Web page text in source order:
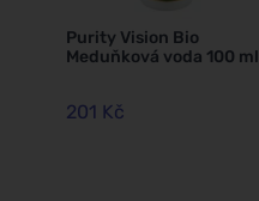
Purity Vision Bio
Meduňková voda 100 ml
201 Kč